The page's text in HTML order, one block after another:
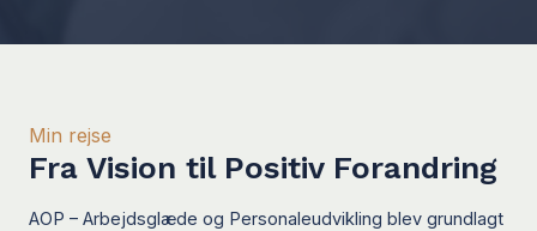
Min rejse
Fra Vision til Positiv Forandring
AOP – Arbejdsglæde og Personaleudvikling blev grundlagt